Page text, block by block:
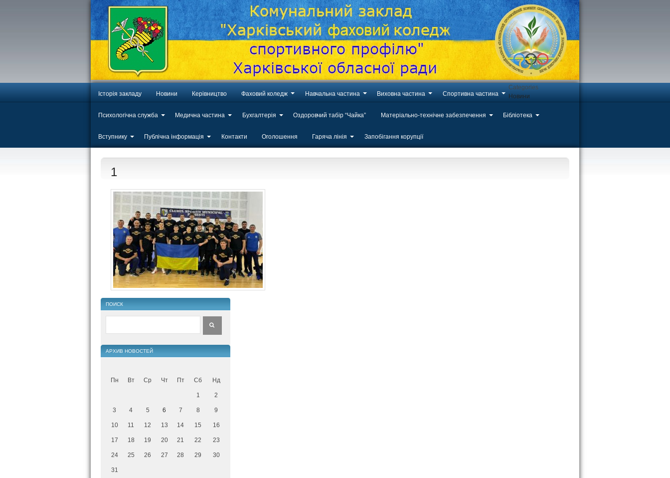
Історія закладу Новини Керівництво Фаховий коледж Навчальна частина Виховна частина Спортивна частина
Психологічна служба Медична частина Бухгалтерія Оздоровчий табір “Чайка” Матеріально-технічне забезпечення Бібліотека
Вступнику Публічна інформація Контакти Оголошення Гаряча лінія Запобігання корупції
Categories
Новини
1
ПОИСК
АРХИВ НОВОСТЕЙ
Пн Вт Ср Чт Пт Сб Нд
1 2
3 4 5 6 7 8 9
10 11 12 13 14 15 16
17 18 19 20 21 22 23
24 25 26 27 28 29 30
31